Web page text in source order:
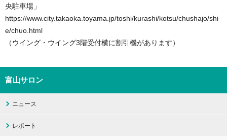
央駐車場」
https://www.city.takaoka.toyama.jp/toshi/kurashi/kotsu/chushajo/shi
e/chuo.html
（ウイング・ウイング3階受付横に割引機があります）
富山サロン
ニュース
レポート